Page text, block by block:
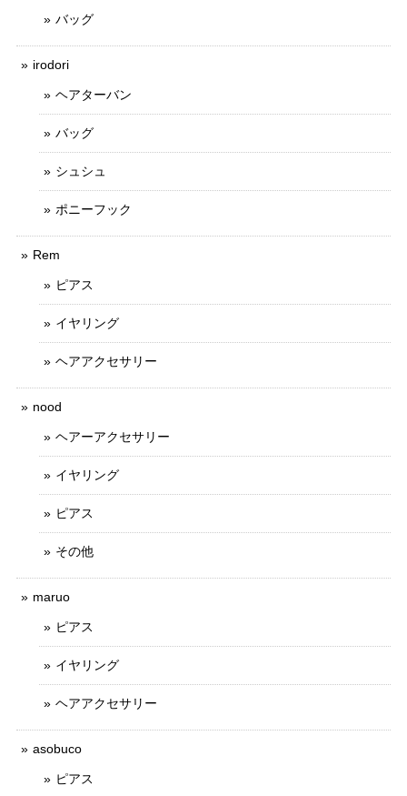
バッグ
irodori
ヘアターバン
バッグ
シュシュ
ポニーフック
Rem
ピアス
イヤリング
ヘアアクセサリー
nood
ヘアーアクセサリー
イヤリング
ピアス
その他
maruo
ピアス
イヤリング
ヘアアクセサリー
asobuco
ピアス